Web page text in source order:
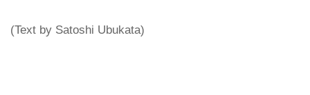
(Text by Satoshi Ubukata)